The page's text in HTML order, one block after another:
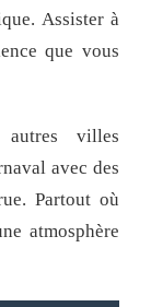
Assister à
que vous
villes
avec des
Partout où
atmosphère